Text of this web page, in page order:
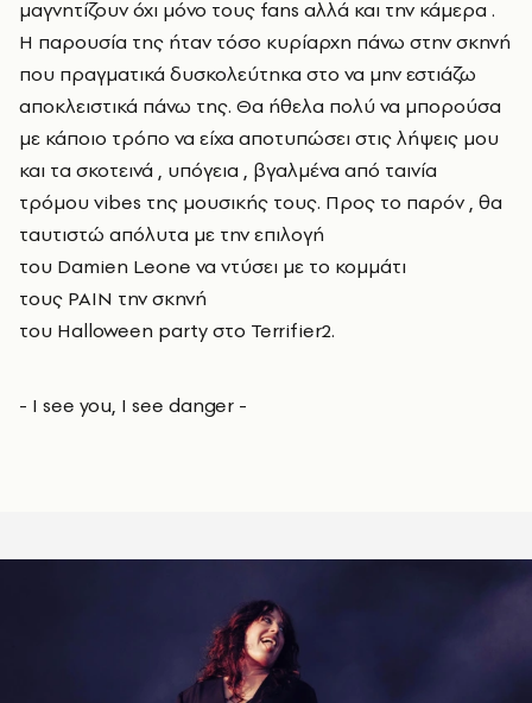
μαγνητίζουν όχι μόνο τους fans αλλά και την κάμερα .
Η παρουσία της ήταν τόσο κυρίαρχη πάνω στην σκηνή
που πραγματικά δυσκολεύτηκα στο να μην εστιάζω
αποκλειστικά πάνω της. Θα ήθελα πολύ να μπορούσα
με κάποιο τρόπο να είχα αποτυπώσει στις λήψεις μου
και τα σκοτεινά , υπόγεια , βγαλμένα από ταινία
τρόμου vibes της μουσικής τους. Προς το παρόν , θα
ταυτιστώ απόλυτα με την επιλογή
του Damien Leone να ντύσει με το κομμάτι
τους PAIN την σκηνή
του Halloween party στο Terrifier2.
- I see you, I see danger -